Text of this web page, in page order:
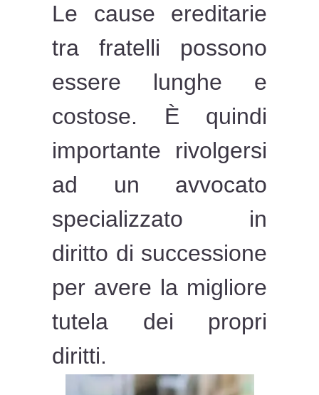
Le cause ereditarie
tra fratelli possono
essere lunghe e
costose. È quindi
importante rivolgersi
ad un avvocato
specializzato in
diritto di successione
per avere la migliore
tutela dei propri
diritti.